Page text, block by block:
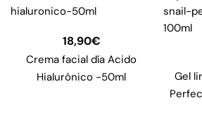
18,90€
Crema facial día Acido
Hialurónico -50ml
Gel